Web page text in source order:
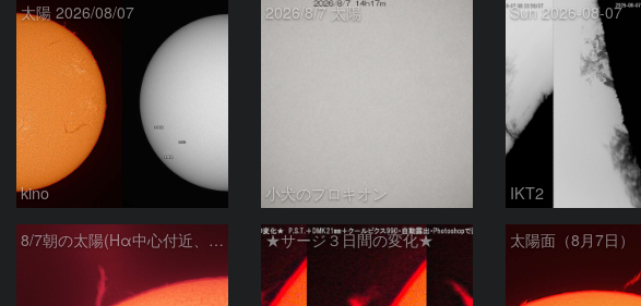
太陽 2026/08/07
kino
2026/8/7 太陽
小犬のプロキオン
Sun 2026-08-07
IKT2
8/7朝の太陽(Hα中心付近、プロミネンス) ★サージ３日間の変化★ 太陽面（8月7日）